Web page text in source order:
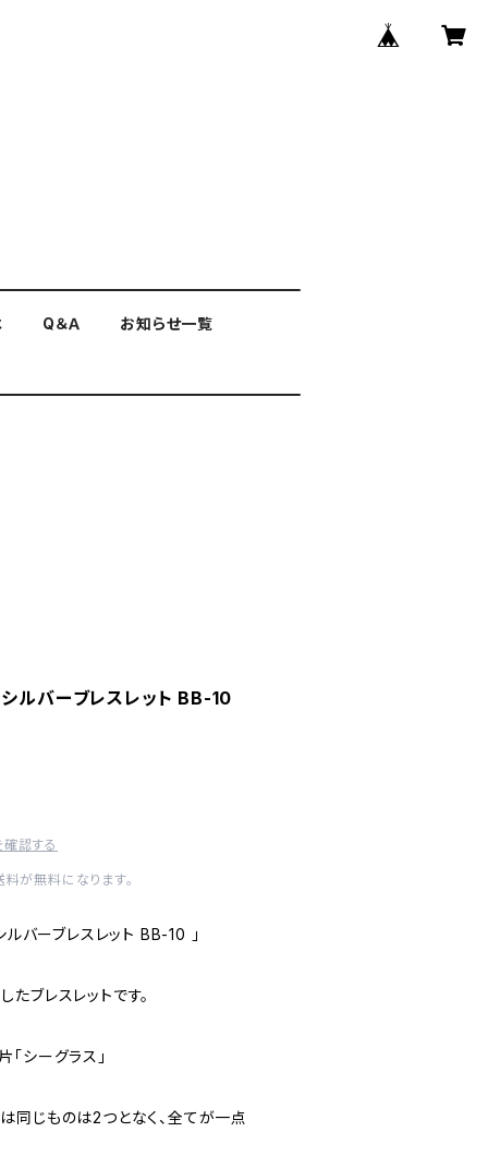
Q＆Ａ お知らせ一覧
ルバーブレスレット BB-10
認する
が無料になります。
バーブレスレット BB-10 」
ブレスレットです。
シーグラス」
同じものは2つとなく、全てが一点